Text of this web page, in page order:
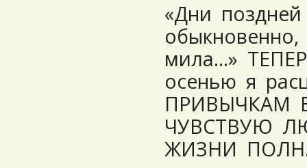
«Дни
мила…»
осенью я
ПРИВЫЧКАМ
ЧУВСТВУЮ
ЖИЗНИ